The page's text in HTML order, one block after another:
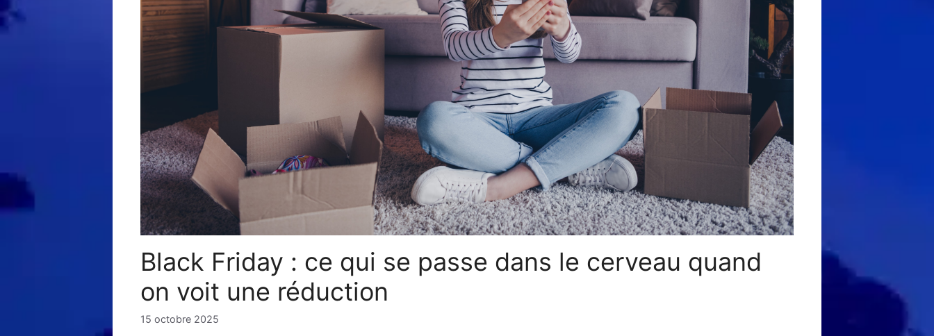
Black Friday : ce qui se passe dans le cerveau quand
on voit une réduction
15 octobre 2025